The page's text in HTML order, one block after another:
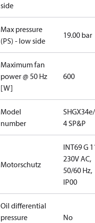
side
Max pressure
(PS) - low side
19.00 bar
Maximum fan
power @ 50 Hz
[W]
600
Model
number
4 SP&P
Motorschutz
INT69 G
230V AC,
50/60 Hz,
IP00
Oil differential
pressure
No